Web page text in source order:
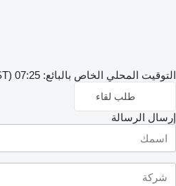
التوقيت المحلي الخاص بالبائع: 07:25 (CEST)
طلب لقاء
إرسال الرسالة